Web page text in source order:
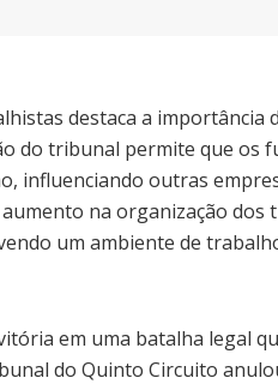
destaca a importância
do tribunal permite que os
influenciando outras
na organização dos
um ambiente de
em uma batalha legal
do Quinto Circuito